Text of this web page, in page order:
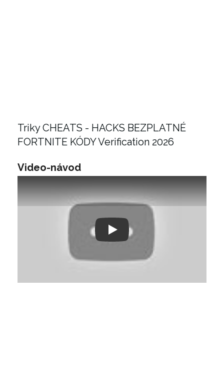
Triky CHEATS - HACKS BEZPLATNÉ
FORTNITE KÓDY Verification 2026
Video-návod
Play: Keynote (Google I/O '18)